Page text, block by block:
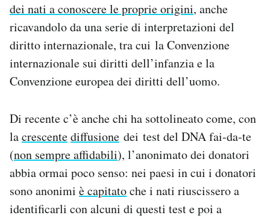
dei nati a conoscere le proprie origini, anche
ricavandolo da una serie di interpretazioni del
diritto internazionale, tra cui la Convenzione
internazionale sui diritti dell’infanzia e la
Convenzione europea dei diritti dell’uomo.
Di recente c’è anche chi ha sottolineato come, con
lacrescentediffusione dei test del DNA fai-da-te
(non sempre affidabili), l’anonimato dei donatori
abbia ormai poco senso: nei paesi in cui i donatori
sono anonimi è capitatoche i nati riuscissero a
identificarli con alcuni di questi test e poi a